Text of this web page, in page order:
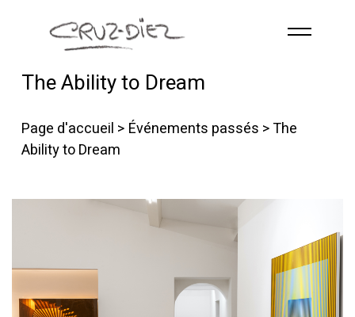
Skip to main content
ACCUEIL
RGB
The Ability to Dream
Page d'accueil > Événements passés > The
Ability to Dream